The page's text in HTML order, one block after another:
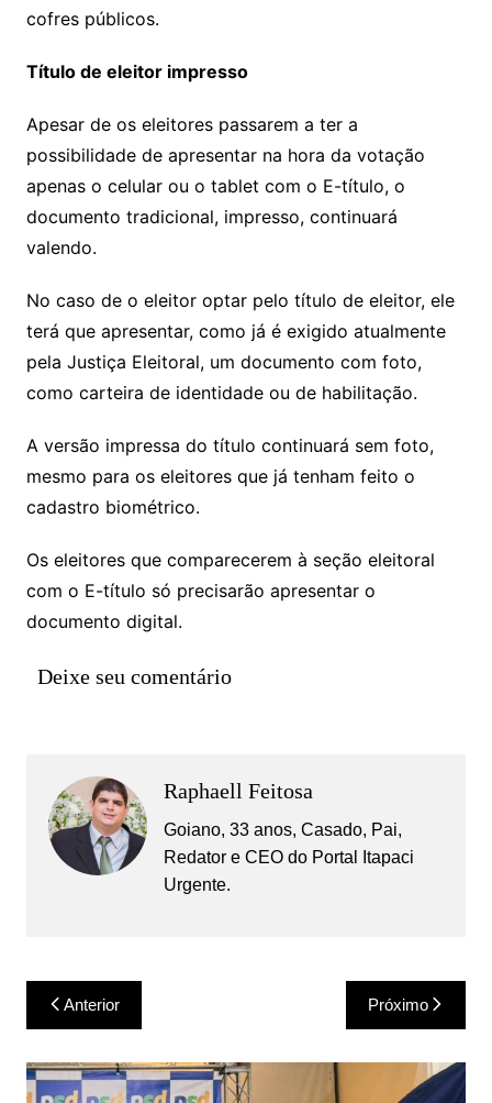
cofres públicos.
Título de eleitor impresso
Apesar de os eleitores passarem a ter a
possibilidade de apresentar na hora da votação
apenas o celular ou o tablet com o E-título, o
documento tradicional, impresso, continuará
valendo.
No caso de o eleitor optar pelo título de eleitor, ele
terá que apresentar, como já é exigido atualmente
pela Justiça Eleitoral, um documento com foto,
como carteira de identidade ou de habilitação.
A versão impressa do título continuará sem foto,
mesmo para os eleitores que já tenham feito o
cadastro biométrico.
Os eleitores que comparecerem à seção eleitoral
com o E-título só precisarão apresentar o
documento digital.
Deixe seu comentário
Raphaell Feitosa
Goiano, 33 anos, Casado, Pai,
Redator e CEO do Portal Itapaci
Urgente.
Navegação
de
Post
Anterior Próximo